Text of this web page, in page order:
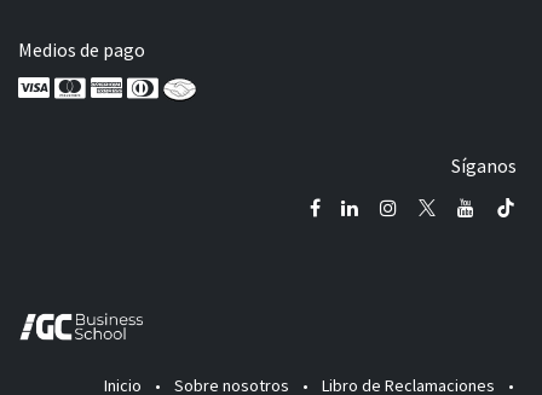
Medios de pago
Síganos
Inicio • Sobre nosotros • Libro de Reclamaciones •